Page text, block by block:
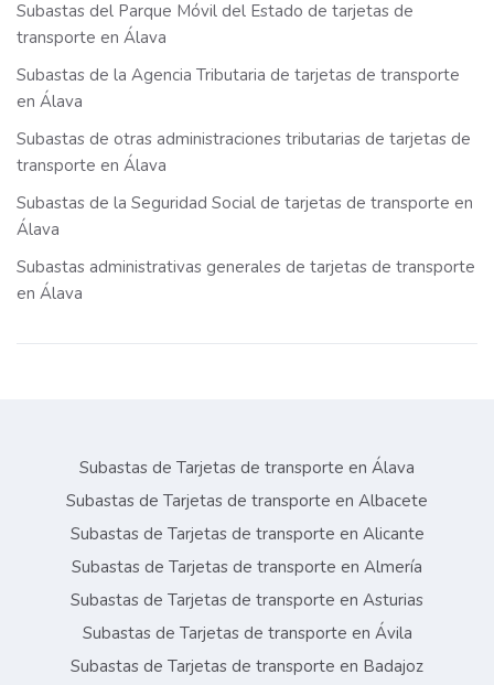
Subastas del Parque Móvil del Estado de tarjetas de
transporte en Álava
Subastas de la Agencia Tributaria de tarjetas de transporte
en Álava
Subastas de otras administraciones tributarias de tarjetas de
transporte en Álava
Subastas de la Seguridad Social de tarjetas de transporte en
Álava
Subastas administrativas generales de tarjetas de transporte
en Álava
Subastas de Tarjetas de transporte en Álava
Subastas de Tarjetas de transporte en Albacete
Subastas de Tarjetas de transporte en Alicante
Subastas de Tarjetas de transporte en Almería
Subastas de Tarjetas de transporte en Asturias
Subastas de Tarjetas de transporte en Ávila
Subastas de Tarjetas de transporte en Badajoz